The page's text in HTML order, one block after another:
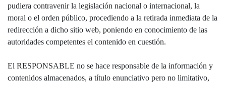
pudiera contravenir la legislación nacional o internacional, la
moral o el orden público, procediendo a la retirada inmediata de la
redirección a dicho sitio web, poniendo en conocimiento de las
autoridades competentes el contenido en cuestión.
El RESPONSABLE no se hace responsable de la información y
contenidos almacenados, a título enunciativo pero no limitativo,